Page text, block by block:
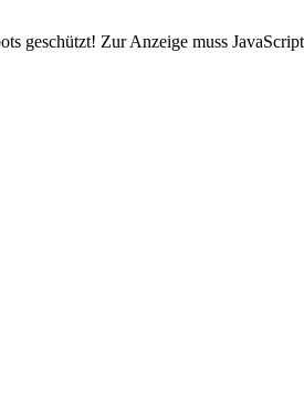
geschützt! Zur Anzeige muss